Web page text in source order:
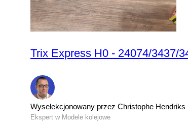
Trix Express H0 - 24074/3437/
Wyselekcjonowany przez Christophe Hendriks
Ekspert w Modele kolejowe